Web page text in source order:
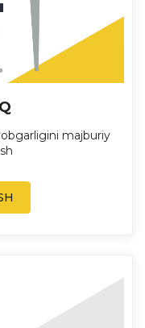
majburiy